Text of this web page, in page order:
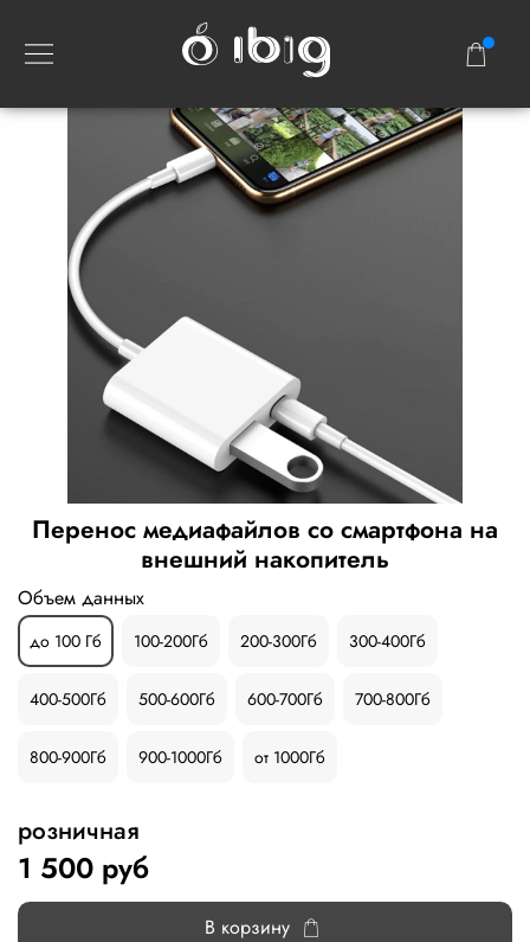
Перенос медиафайлов со смартфона на
внешний накопитель
Объем данных
до 100 Гб 100-200Гб 200-300Гб 300-400Гб
400-500Гб 500-600Гб 600-700Гб 700-800Гб
800-900Гб 900-1000Гб от 1000Гб
розничная
1 500 руб
В корзину